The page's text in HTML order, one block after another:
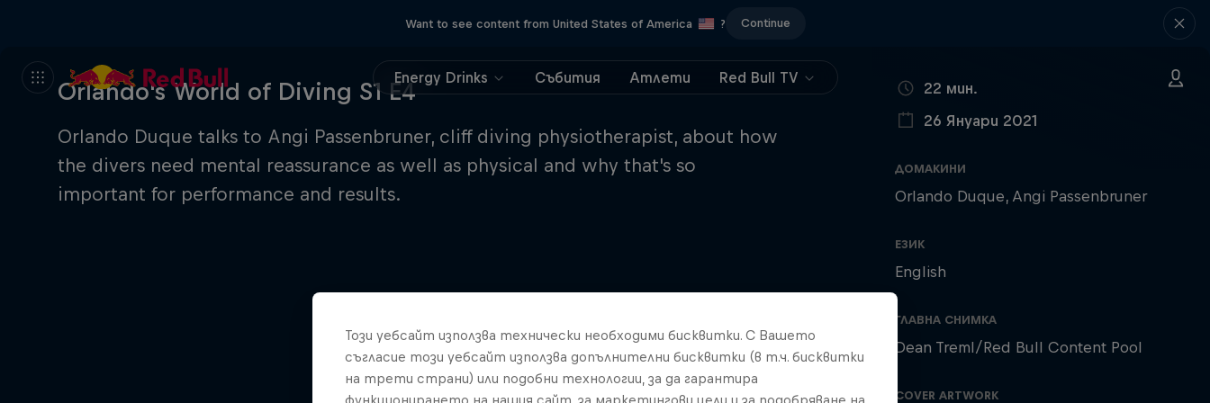
Want to see content from United States of America ? Continue
Energy Drinks Събития Атлети Red Bull TV
Orlando's World of Diving S1 E4
Orlando Duque talks to Angi Passenbruner, cliff diving physiotherapist, about how
the divers need mental reassurance as well as physical and why that's so
important for performance and results.
ВРЕМЕТРАЕНЕ
22 мин.
26 Януари 2021
ДОМАКИНИ
Orlando Duque Angi Passenbruner
ЕЗИК
English
ГЛАВНА СНИМКА
Dean Treml/Red Bull Content Pool
COVER ARTWORK
Този уебсайт използва технически необходими бисквитки. С Вашето
съгласие този уебсайт използва допълнителни бисквитки (в т.ч. бисквитки
на трети страни) или подобни технологии, за да гарантира
функционирането на нашия сайт, за маркетингови цели и за подобряване на